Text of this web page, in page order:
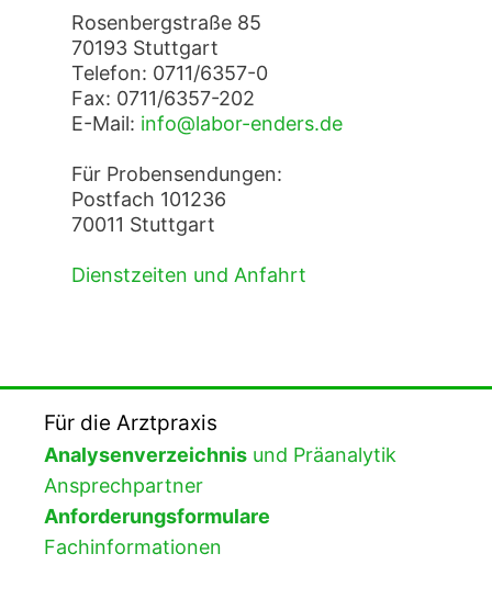
Rosenbergstraße 85
70193 Stuttgart
Telefon: 0711/6357-0
Fax: 0711/6357-202
E-Mail: info@labor-enders.de
Für Probensendungen:
Postfach 101236
70011 Stuttgart
Dienstzeiten und Anfahrt
Für die Arztpraxis
Analysenverzeichnis und Präanalytik
Ansprechpartner
Anforderungsformulare
Fachinformationen